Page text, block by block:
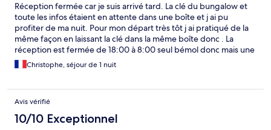
Réception fermée car je suis arrivé tard. La clé du bungalow et
toute les infos étaient en attente dans une boîte et j ai pu
profiter de ma nuit. Pour mon départ très tôt j ai pratiqué de la
même façon en laissant la clé dans la même boîte donc . La
réception est fermée de 18:00 à 8:00 seul bémol donc mais une
solution a été proposé. À 3 mn du départ des courses de Cradle
mountains. Je recommande .
Christophe, séjour de 1 nuit
Avis vérifié
10/10 Exceptionnel